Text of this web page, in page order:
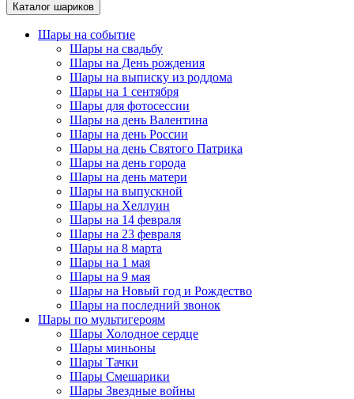
Каталог шариков
Шары на событие
Шары на свадьбу
Шары на День рождения
Шары на выписку из роддома
Шары на 1 сентября
Шары для фотосессии
Шары на день Валентина
Шары на день России
Шары на день Святого Патрика
Шары на день города
Шары на день матери
Шары на выпускной
Шары на Хеллуин
Шары на 14 февраля
Шары на 23 февраля
Шары на 8 марта
Шары на 1 мая
Шары на 9 мая
Шары на Новый год и Рождество
Шары на последний звонок
Шары по мультигероям
Шары Холодное сердце
Шары миньоны
Шары Тачки
Шары Смешарики
Шары Звездные войны